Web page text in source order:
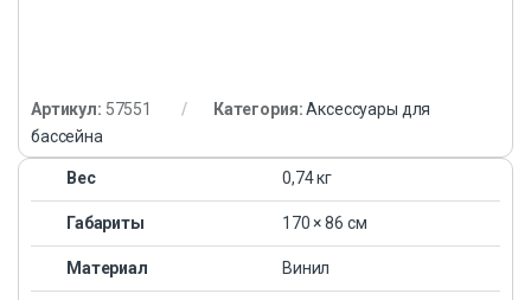
Артикул: 57551 Категория:Аксессуары для
бассейна
Вес 0,74 кг
Габариты 170 × 86 см
Материал Винил